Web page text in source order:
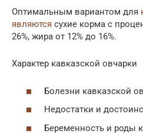
Оптимальным вариантом для
являются сухие корма с
26%, жира от 12% до 16%.
Характер кавказской овчарки
Болезни кавказской
Недостатки и
Беременность и роды